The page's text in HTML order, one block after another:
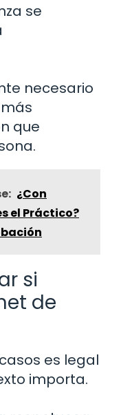
se
necesario
que
¿Con
el Práctico?
si
de
es legal
importa.